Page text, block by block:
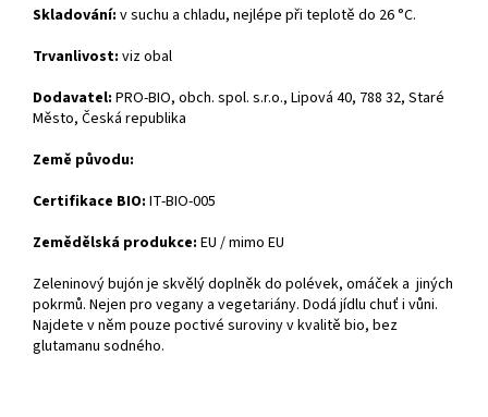
Skladování: v suchu a chladu, nejlépe při teplotě do 26 °C.
Trvanlivost: viz obal
Dodavatel: PRO-BIO, obch. spol. s.r.o., Lipová 40, 788 32, Staré
Město, Česká republika
Země původu:
Certifikace BIO: IT-BIO-005
Zemědělská produkce: EU / mimo EU
Zeleninový bujón je skvělý doplněk do polévek, omáček a jiných
pokrmů. Nejen pro vegany a vegetariány. Dodá jídlu chuť i vůni.
Najdete v něm pouze poctivé suroviny v kvalitě bio, bez
glutamanu sodného.